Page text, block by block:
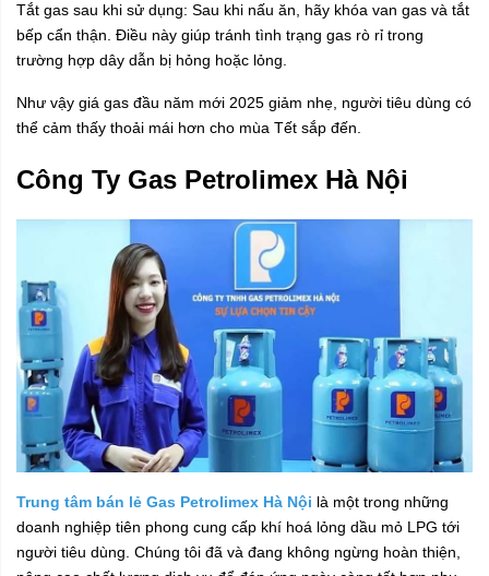
Tắt gas sau khi sử dụng: Sau khi nấu ăn, hãy khóa van gas và tắt
bếp cẩn thận. Điều này giúp tránh tình trạng gas rò rỉ trong
trường hợp dây dẫn bị hỏng hoặc lỏng.
Như vậy giá gas đầu năm mới 2025 giảm nhẹ, người tiêu dùng có
thể cảm thấy thoải mái hơn cho mùa Tết sắp đến.
Công Ty Gas Petrolimex Hà Nội
Trung tâm bán lẻ Gas Petrolimex Hà Nội là một trong những
doanh nghiệp tiên phong cung cấp khí hoá lỏng dầu mỏ LPG tới
người tiêu dùng. Chúng tôi đã và đang không ngừng hoàn thiện,